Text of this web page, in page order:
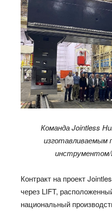
Команда Jointless
Контракт на проект
через LIFT,
национальный